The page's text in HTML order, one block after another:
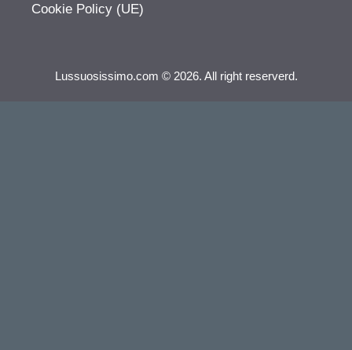
Cookie Policy (UE)
Lussuosissimo.com © 2026. All right reserverd.